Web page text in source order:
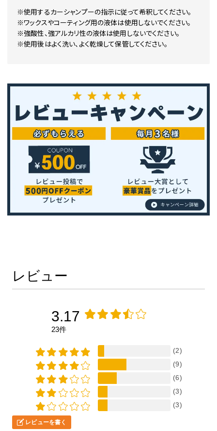
※使用するカーシャンプーの指示に従って希釈してください。
※ワックスやコーティング用の液体は使用しないでください。
※強酸性、強アルカリ性の液体は使用しないでください。
※使用後はよく洗い、よく乾燥して保管してください。
レビュー
3.17
23件
(2)
(9)
(6)
(3)
(3)
レビューを書く